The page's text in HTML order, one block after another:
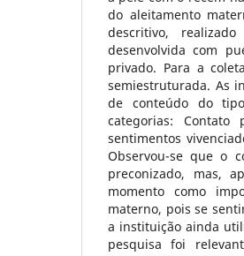
do aleitamento
descritivo,
desenvolvida com
privado. Para a
semiestruturada. As
de conteúdo do
categorias:
sentimentos
Observou-se que o
preconizado, mas,
momento como
materno, pois se
a instituição ainda
pesquisa foi